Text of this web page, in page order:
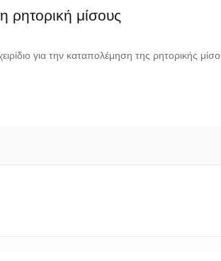
ρητορική μίσους
για την καταπολέμηση της ρητορικής